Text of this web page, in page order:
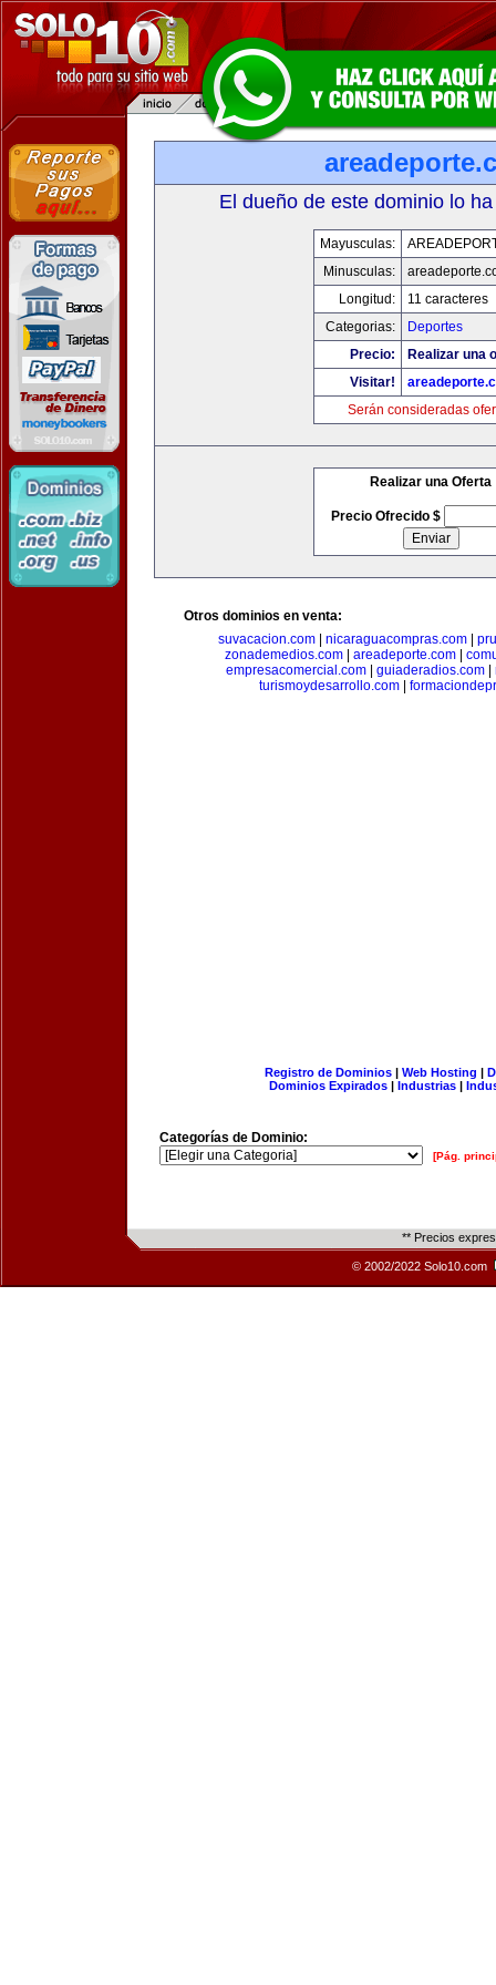
El dueño de este dominio lo
Mayusculas:
Minusculas:
Longitud:
11 caracteres
Categorias:
Deportes
Precio:
Realizar una
Visitar!
Serán consideradas
Realizar una Oferta
Precio Ofrecido $
Otros dominios en venta:
suvacacion.com| nicaraguacompras.com|
zonademedios.com| areadeporte.com|
empresacomercial.com| guiaderadios.com|
turismoydesarrollo.com
Registro de Dominios| Web Hosting |
Dominios Expirados | Industrias |
Categorías de Dominio:
[Pág.
** Precios
© 2002/2022 Solo10.com